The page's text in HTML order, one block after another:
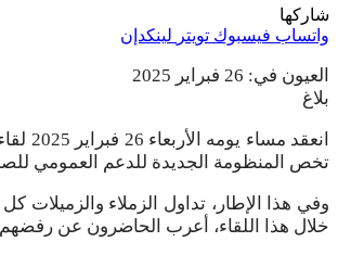
شاركها
واتساب فيسبوك تويتر لينكدإن
العيون في: 26 فبراير 2025
بلاغ
تخص المنظومة الجديدة للدعم العمومي
وفي هذا الإطار، تداول الزملاء
خلال هذا اللقاء، أعرب الحاضرون عن رفضهم